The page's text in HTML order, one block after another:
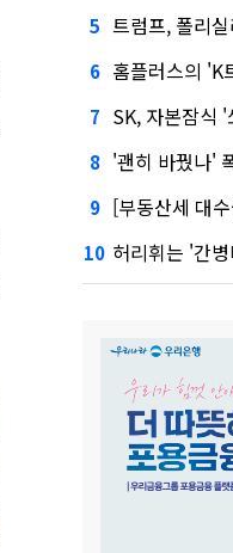
5 트럼프, 폴리실리콘
6 홈플러스의 'K트
7 SK, 자본잠식
8 '괜히 바꿨나' 폭락
9 [부동산세 대수
10 허리휘는 '간병비'